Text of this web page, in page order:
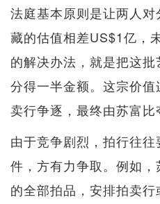
法庭基本原则是让两人
藏的估值相差US$1亿，
的解决办法，就是把这
分得一半金额。这宗价
卖行争逐，最终由苏富比
由于竞争剧烈，拍行往
件，方有力争取。例如
的全部拍品，安排拍卖